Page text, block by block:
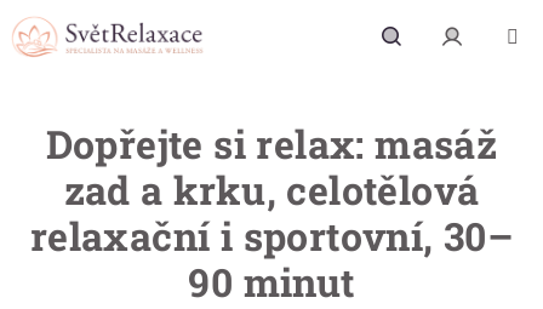
Dopřejte si relax: masáž
zad a krku, celotělová
relaxační i sportovní, 30–
90 minut